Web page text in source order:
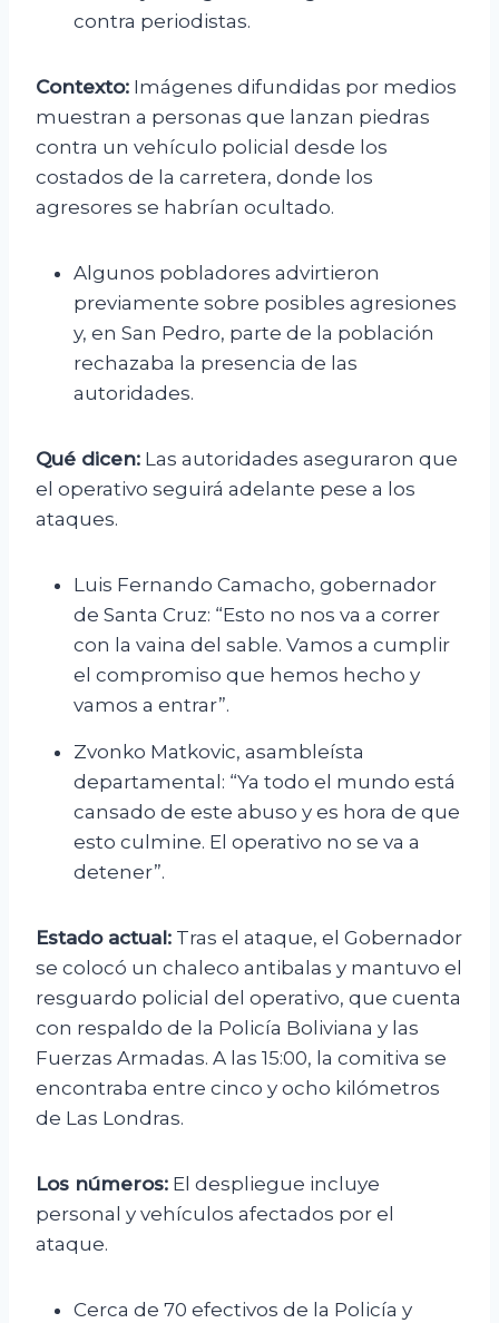
contra periodistas.
Contexto: Imágenes difundidas por medios
muestran a personas que lanzan piedras
contra un vehículo policial desde los
costados de la carretera, donde los
agresores se habrían ocultado.
Algunos pobladores advirtieron
previamente sobre posibles agresiones
y, en San Pedro, parte de la población
rechazaba la presencia de las
autoridades.
Qué dicen: Las autoridades aseguraron que
el operativo seguirá adelante pese a los
ataques.
Luis Fernando Camacho, gobernador
de Santa Cruz: “Esto no nos va a correr
con la vaina del sable. Vamos a cumplir
el compromiso que hemos hecho y
vamos a entrar”.
Zvonko Matkovic, asambleísta
departamental: “Ya todo el mundo está
cansado de este abuso y es hora de que
esto culmine. El operativo no se va a
detener”.
Estado actual: Tras el ataque, el Gobernador
se colocó un chaleco antibalas y mantuvo el
resguardo policial del operativo, que cuenta
con respaldo de la Policía Boliviana y las
Fuerzas Armadas. A las 15:00, la comitiva se
encontraba entre cinco y ocho kilómetros
de Las Londras.
Los números: El despliegue incluye
personal y vehículos afectados por el
ataque.
Cerca de 70 efectivos de la Policía y